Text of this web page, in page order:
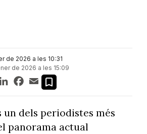
de 2026 a les 10:31
de 2026 a les 15:09
LinkedInFacebook
Email
un dels periodistes més
panorama actual